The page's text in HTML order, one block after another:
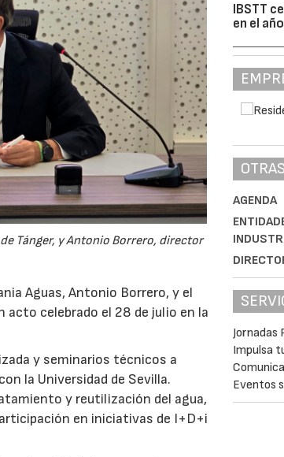
Tánger, y Antonio Borrero, director
Aguas, Antonio Borrero, y el
acto celebrado el 28 de julio en la
y seminarios técnicos a
la Universidad de Sevilla.
y reutilización del agua,
en iniciativas de I+D+i
IBSTT
en el
AGENDA
Jornadas
Impulsa
Eventos